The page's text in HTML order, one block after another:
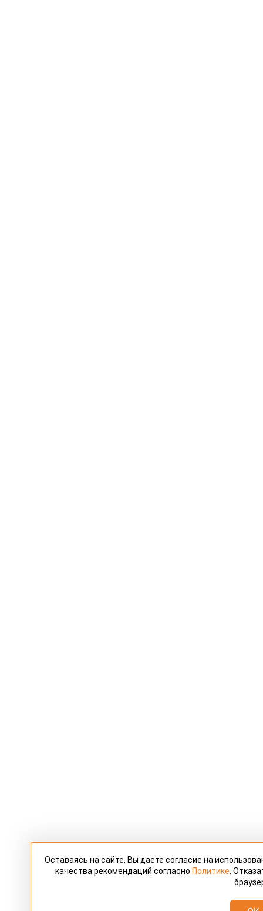
Оставаясь на сайте, Вы даете согласие на
качества рекомендаций согласно Политике .